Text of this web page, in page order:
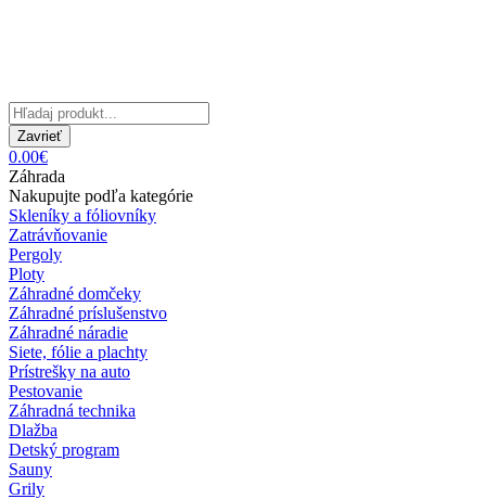
Zavrieť
0.00€
Záhrada
Nakupujte podľa kategórie
Skleníky a fóliovníky
Zatrávňovanie
Pergoly
Ploty
Záhradné domčeky
Záhradné príslušenstvo
Záhradné náradie
Siete, fólie a plachty
Prístrešky na auto
Pestovanie
Záhradná technika
Dlažba
Detský program
Sauny
Grily